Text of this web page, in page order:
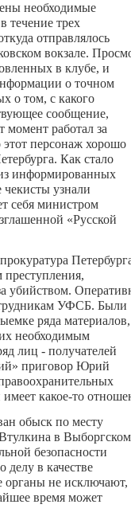
необходимые
течение трех
отправлялось
вокзале.
в клубе, и
о точном
о том, с какого
сообщение,
момент работал за
персонаж хорошо
Как стало
информированных
чекисты узнали
себя министром
«Русской
преступления,
убийством.
УФСБ. Были
ряда
необходимым
лиц - получателей
приговор Юрий
какое-то
обыск по месту
в Выборгском
безопасности
делу в качестве
органы не исключают,
время может